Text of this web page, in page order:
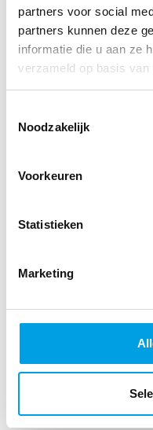
partners voor social
partners kunnen deze
informatie die u aan ze
verzameld op basis
Noodzakelijk
Voorkeuren
Statistieken
Marketing
7. Toon
van jouw
alle AEX
organisatie laten
financiële
toont op hun
hoeveel
moet
Wil je op een
wat de stand van